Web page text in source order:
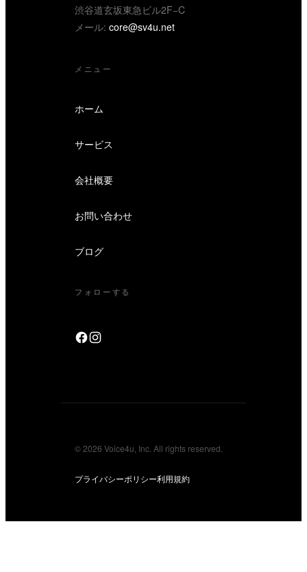
渋谷道玄坂東急ビル2F−C
メール: core@sv4u.net
メニュー
ホーム
サービス
会社概要
お問い合わせ
ブログ
フォローする
© 2026 Voice4u, Inc. All rights reserved.
プライバシーポリシー利用規約